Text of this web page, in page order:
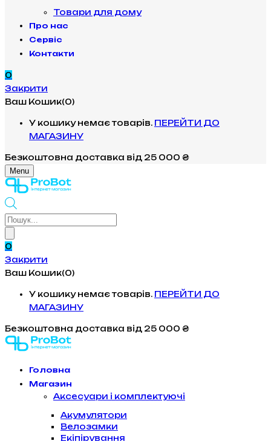
Товари для дому
Про нас
Сервіс
Контакти
0
Закрити
Ваш Кошик(0)
У кошику немає товарів. ПЕРЕЙТИ ДО
МАГАЗИНУ
Безкоштовна доставка від 25 000 ₴
Menu
Products
0
Закрити
Ваш Кошик(0)
У кошику немає товарів. ПЕРЕЙТИ ДО
МАГАЗИНУ
Безкоштовна доставка від 25 000 ₴
Головна
Магазин
Аксесуари і комплектуючі
Акумулятори
Велозамки
Екіпірування